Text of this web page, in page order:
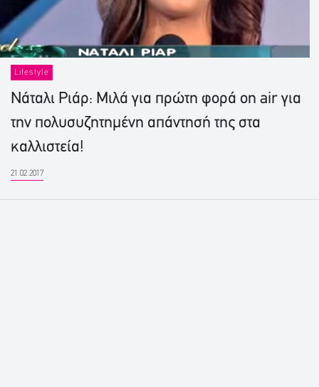
Lifestyle
Νάταλι Ριάρ: Μιλά για πρώτη φορά on air για
την πολυσυζητημένη απάντησή της στα
καλλιστεία!
21.02.2017